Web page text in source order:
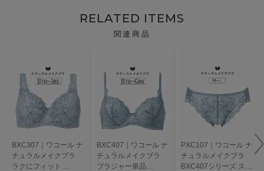
RELATED ITEMS
関連商品
BXC307｜ワコール ナ
チュラルメイクブラ
ラクにフィット
BXC407｜ワコール ナ
チュラルメイクブラ
ブラジャー単品
PXC107｜ワコール ナ
チュラルメイクブラ
BXC407シリーズ スタ